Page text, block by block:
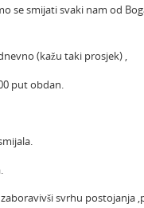
se smijati svaki nam od
(kažu taki prosjek) ,
put obdan.
svrhu postojanja